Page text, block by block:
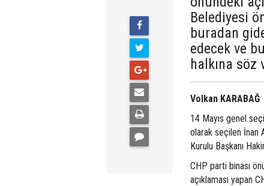
Belediyesi
buradan
edecek ve
halkına söz
Volkan KARABAĞ
14 Mayıs genel
olarak seçilen İnan
Kurulu Başkanı
CHP parti binası
açıklaması yapan